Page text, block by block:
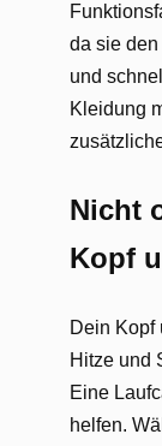
da sie
und
Kleidung
Nicht
Kopf
Dein Kopf
Hitze und
Eine
helfen.